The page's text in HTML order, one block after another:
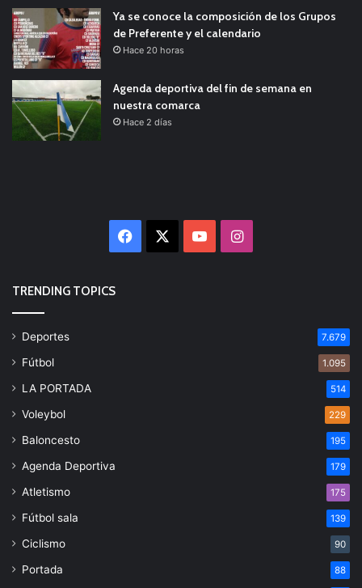
Ya se conoce la composición de los Grupos
de Preferente y el calendario
Hace 20 horas
Agenda deportiva del fin de semana en
nuestra comarca
Hace 2 días
Facebook YouTubeInstagram
TRENDING TOPICS
Deportes 7.679
Fútbol 1.095
LA PORTADA 514
Voleybol 229
Baloncesto 195
Agenda Deportiva 179
Atletismo 175
Fútbol sala 139
Ciclismo 90
Portada 88